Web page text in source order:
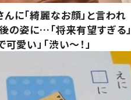
に「綺麗なお顔」と言われ
の姿に…「将来有望すぎる」
愛い」「渋い～！」